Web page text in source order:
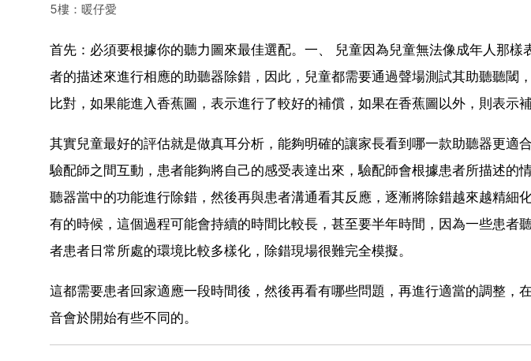
5樓：暖仔愛
首先：必須要根據你的聽力圖來最佳選配。一、 兒童因為兒童無法像成年人那樣
者的描述來進行相應的助聽器除錯，因此，兒童都需要通過聲場測試其助聽聽閾
比對，如果能進入香蕉圖，表示進行了較好的補償，如果在香蕉圖以外，則表示補
其實兒童最好的評估就是做真耳分析，能夠明確的讓家長看到哪一款助聽器更適
驗配師之間互動，患者能夠將自己的感受表達出來，驗配師會根據患者所描述的
聽器當中的功能進行除錯，然後再與患者溝通看其反應，逐漸將除錯越來越精細
有的時候，這個過程可能會持續的時間比較長，甚至要半年時間，因為一些患者
者患者日常所處的環境比較多樣化，除錯現場很難完全模擬。
這都需要患者回家適應一段時間後，然後再看有哪些問題，再進行適當的調整，
音會於開始有些不同的。